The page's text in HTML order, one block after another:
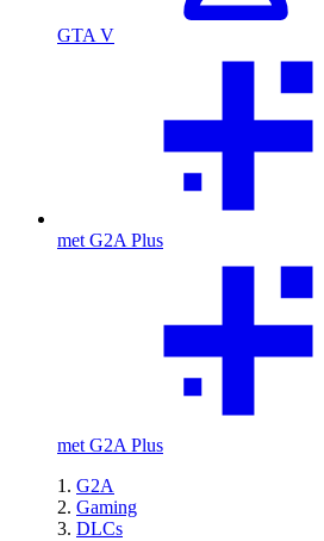
GTA V
met G2A Plus
met G2A Plus
G2A
Gaming
DLCs